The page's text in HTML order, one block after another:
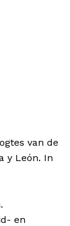
van de
y León. In
en